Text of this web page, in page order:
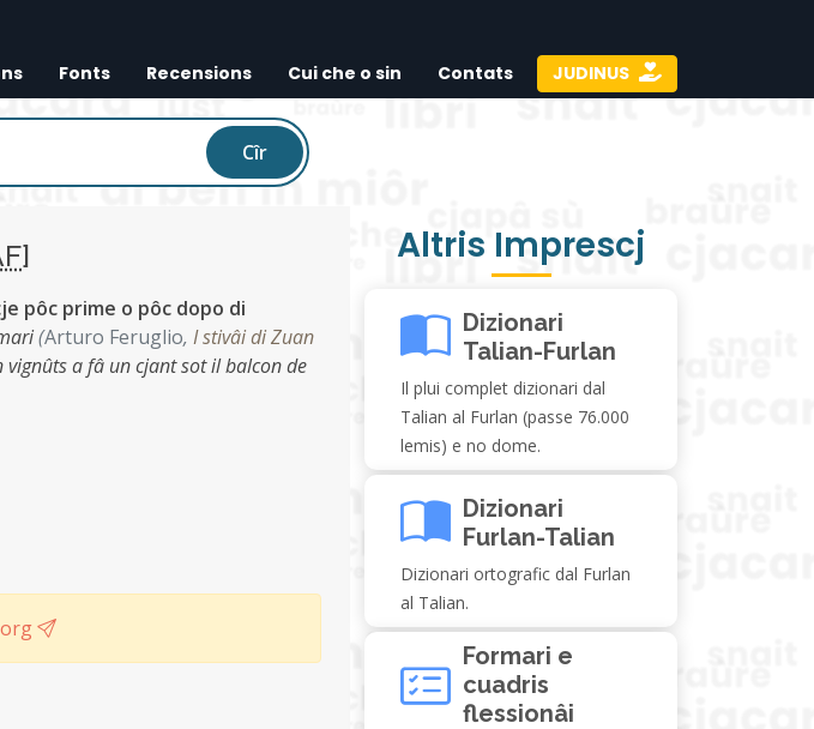
Fonts Recensions Cui che o sin Contats JUDINUS
Cîr
]
pôc prime o pôc dopo di
(Arturo Feruglio, I stivâi di Zuan
vignûts a fâ un cjant sot il balcon de
Altris Imprescj
Dizionari
Talian-Furlan
Il plui complet dizionari dal
Talian al Furlan (passe 76.000
lemis) e no dome.
Dizionari
Furlan-Talian
Dizionari ortografic dal Furlan
al Talian.
Formari e
cuadris
flessionâi